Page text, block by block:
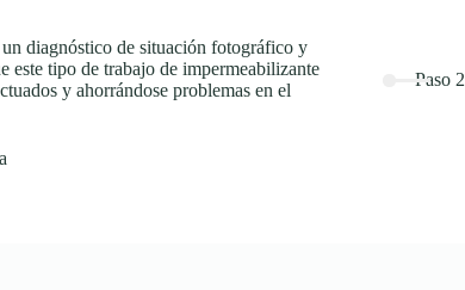
Paso 2
un diagnóstico de situación fotográfico y
este tipo de trabajo de impermeabilizante
y ahorrándose problemas en el